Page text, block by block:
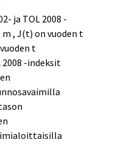
ja TOL 2008 -
, J(t) on vuoden t
t
2008 -indeksit